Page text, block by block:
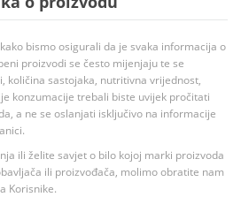
bismo osigurali da je svaka informacija o
proizvodi se često mijenjaju te se
količina sastojaka, nutritivna vrijednost,
konzumacije trebali biste uvijek pročitati
a ne se oslanjati isključivo na informacije
ili želite savjet o bilo kojoj marki proizvoda
ili proizvođača, molimo obratite nam
Korisnike.